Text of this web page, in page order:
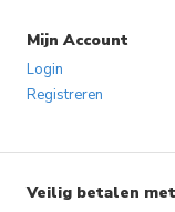
Mijn Account
Login
Registreren
Veilig betalen met